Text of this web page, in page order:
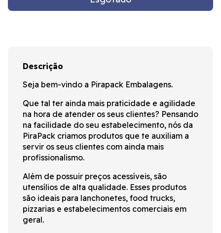
Descrição
Seja bem-vindo a Pirapack Embalagens.
Que tal ter ainda mais praticidade e agilidade
na hora de atender os seus clientes? Pensando
na facilidade do seu estabelecimento, nós da
PiraPack criamos produtos que te auxiliam a
servir os seus clientes com ainda mais
profissionalismo.
Além de possuir preços acessíveis, são
utensílios de alta qualidade. Esses produtos
são ideais para lanchonetes, food trucks,
pizzarias e estabelecimentos comerciais em
geral.